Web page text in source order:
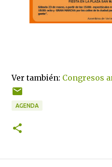
Ver también: Congresos
AGENDA